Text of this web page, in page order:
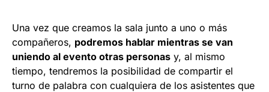
Una vez que creamos la sala junto a uno o más
compañeros, podremos hablar mientras se van
uniendo al evento otras personas y, al mismo
tiempo, tendremos la posibilidad de compartir el
turno de palabra con cualquiera de los asistentes que